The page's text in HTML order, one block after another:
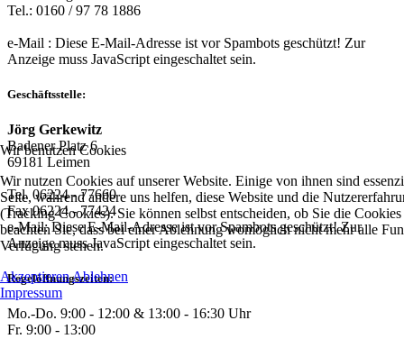
Tel.: 0160 / 97 78 1886
e-Mail : Diese E-Mail-Adresse ist vor Spambots geschützt! Zur
Anzeige muss JavaScript eingeschaltet sein.
Geschäftsstelle:
Jörg Gerkewitz
Badener Platz 6
69181 Leimen
Tel. 06224 - 77660
Fax 06224 - 77424
e-Mail:Diese E-Mail-Adresse ist vor Spambots geschützt! Zur
Anzeige muss JavaScript eingeschaltet sein.
Regelöffnungszeiten:
Mo.-Do. 9:00 - 12:00 & 13:00 - 16:30 Uhr
Fr. 9:00 - 13:00
Wir benutzen Cookies
Wir nutzen Cookies auf unserer Website. Einige von ihnen sind
Seite, während andere uns helfen, diese Website und die
(Tracking Cookies). Sie können selbst entscheiden, ob Sie die
beachten Sie, dass bei einer Ablehnung womöglich nicht mehr alle
Verfügung stehen.
AkzeptierenAblehnen
Impressum